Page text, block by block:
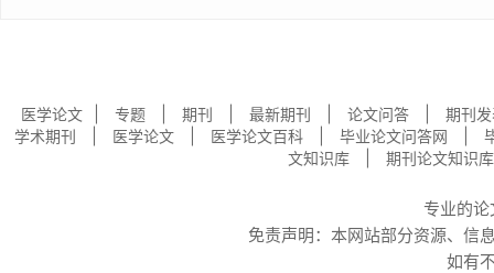
医学论文 专题 期刊 最新期刊 论文问答
期刊
学术期刊
医学论文 医学论文百科 毕业论文问答网
文知识库
期刊论文知识库
专业的论
免责声明：本网站部分资源、信
如有